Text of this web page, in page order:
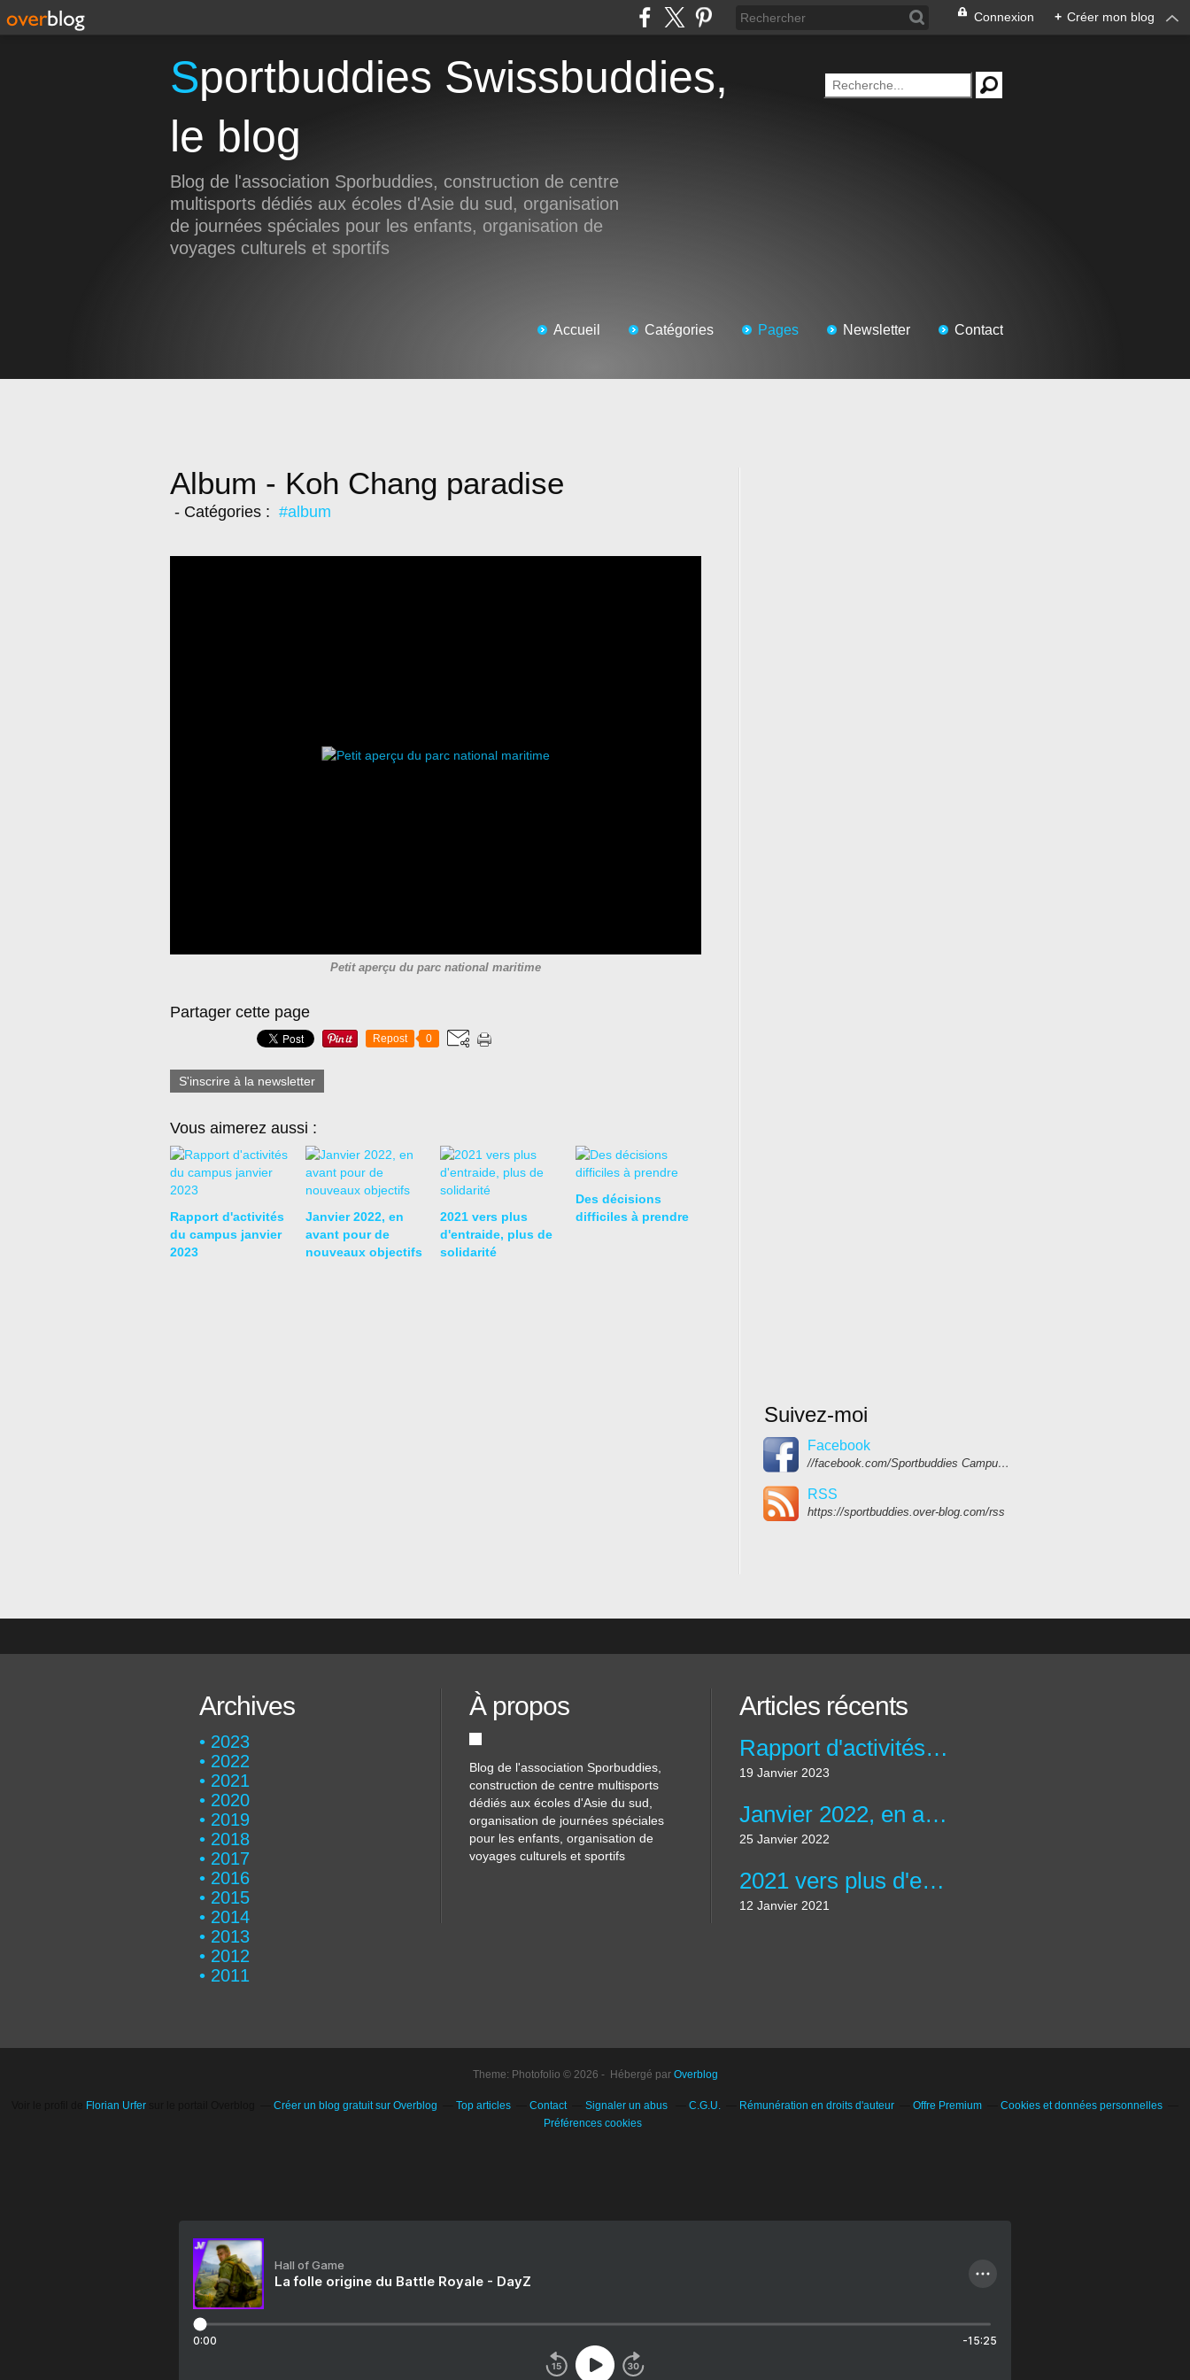
Connexion + Créer mon blog
Sportbuddies Swissbuddies,
le blog
Blog de l'association Sporbuddies, construction de centre
multisports dédiés aux écoles d'Asie du sud, organisation
de journées spéciales pour les enfants, organisation de
voyages culturels et sportifs
Accueil Catégories Pages Newsletter Contact
Album - Koh Chang paradise
- Catégories : #album
Petit aperçu du parc national maritime
Partager cette page
Repost 0
S'inscrire à la newsletter
Vous aimerez aussi :
Rapport d'activités
du campus janvier
2023
Janvier 2022, en
avant pour de
nouveaux objectifs
2021 vers plus
d'entraide, plus de
solidarité
Des décisions
difficiles à prendre
Suivez-moi
Facebook
//facebook.com/Sportbuddies Campus Koh Chang
RSS
https://sportbuddies.over-blog.com/rss
Archives
2023
2022
2021
2020
2019
2018
2017
2016
2015
2014
2013
2012
2011
À propos
Blog de l'association Sporbuddies,
construction de centre multisports
dédiés aux écoles d'Asie du sud,
organisation de journées spéciales
pour les enfants, organisation de
voyages culturels et sportifs
Articles récents
Rapport d'activités du campus janvier 2023
19 Janvier 2023
Janvier 2022, en avant pour de nouveaux objectifs
25 Janvier 2022
2021 vers plus d'entraide, plus de solidarité
12 Janvier 2021
Theme: Photofolio © 2026 - Hébergé par Overblog
Florian Urfer Créer un blog gratuit sur Overblog Top articles Contact Signaler un abus C.G.U. Rémunération en droits d'auteur Offre Premium
Cookies et données personnelles
Préférences cookies
Hall of Game
La folle origine du Battle Royale - DayZ
0:00 -15:25